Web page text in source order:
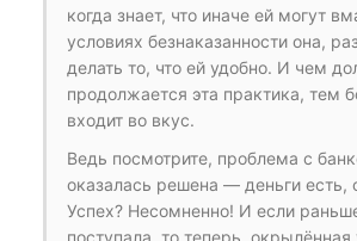
когда знает, что иначе ей могут
условиях безнаказанности она,
делать то, что ей удобно. И чем
продолжается эта практика, тем
входит во вкус.
Ведь посмотрите, проблема с
оказалась решена — деньги есть,
Успех? Несомненно! И если
поступала, то теперь,